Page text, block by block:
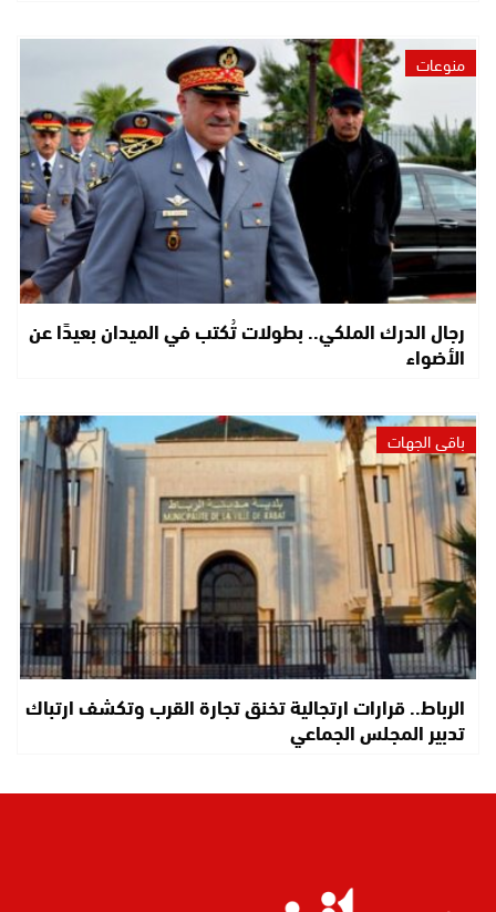
منوعات
رجال الدرك الملكي.. بطولات تُكتب في الميدان بعيدًا عن
الأضواء
باقي الجهات
الرباط.. قرارات ارتجالية تخنق تجارة القرب وتكشف ارتباك
تدبير المجلس الجماعي